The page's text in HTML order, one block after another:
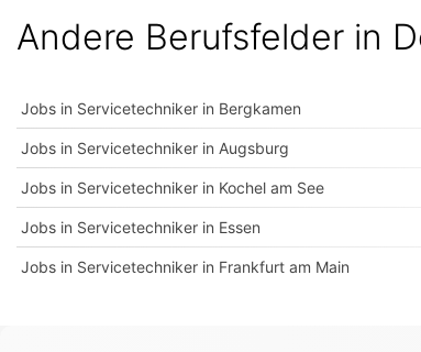
Andere Berufsfelder in
Jobs in Servicetechniker in Bergkamen
Jobs in Servicetechniker in Augsburg
Jobs in Servicetechniker in Kochel am See
Jobs in Servicetechniker in Essen
Jobs in Servicetechniker in Frankfurt am Main